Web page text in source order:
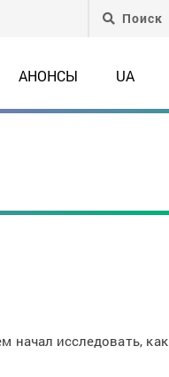
Поиск
АНОНСЫ UA
начал исследовать, как